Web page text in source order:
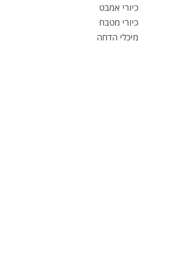
כיורי אמבט
כיורי מטבח
מיכלי הדחה